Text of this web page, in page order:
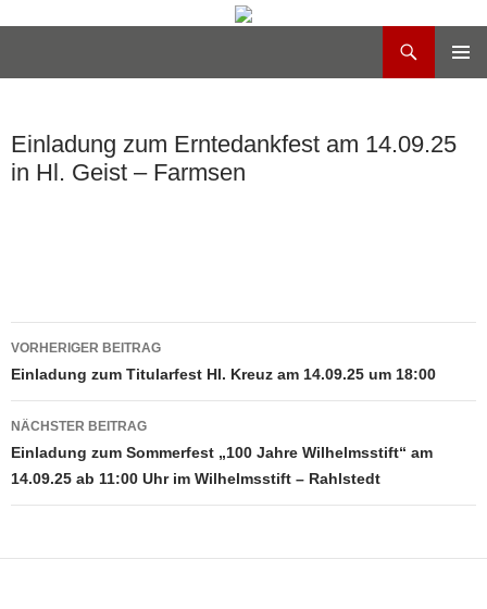
Einladung zum Erntedankfest am 14.09.25
in Hl. Geist – Farmsen
Beitragsnavigation
VORHERIGER BEITRAG
Einladung zum Titularfest Hl. Kreuz am 14.09.25 um 18:00
NÄCHSTER BEITRAG
Einladung zum Sommerfest „100 Jahre Wilhelmsstift“ am
14.09.25 ab 11:00 Uhr im Wilhelmsstift – Rahlstedt